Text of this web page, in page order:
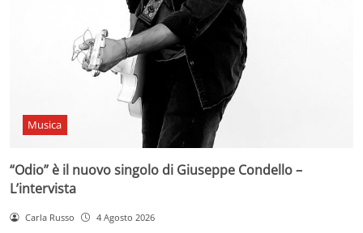
Musica
“Odio” è il nuovo singolo di Giuseppe Condello –
L’intervista
Carla Russo 4 Agosto 2026